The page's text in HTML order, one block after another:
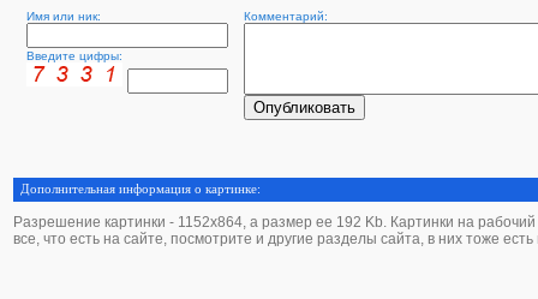
Имя или ник: Комментарий:
Введите цифры:
Дополнительная информация о картинке:
Разрешение картинки - 1152х864, а размер ее 192 Kb. Картинки на
все, что есть на сайте, посмотрите и другие разделы сайта, в них тоже